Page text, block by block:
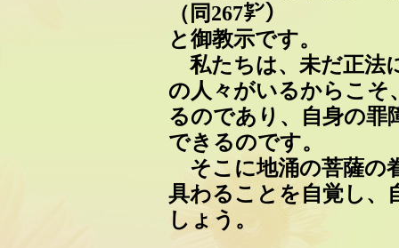
（同267㌢）
と御教示です。
私たちは、未だ正法
の人々がいるからこそ
るのであり、自身の罪
できるのです。
そこに地涌の菩薩の
具わることを自覚し、
しょう。